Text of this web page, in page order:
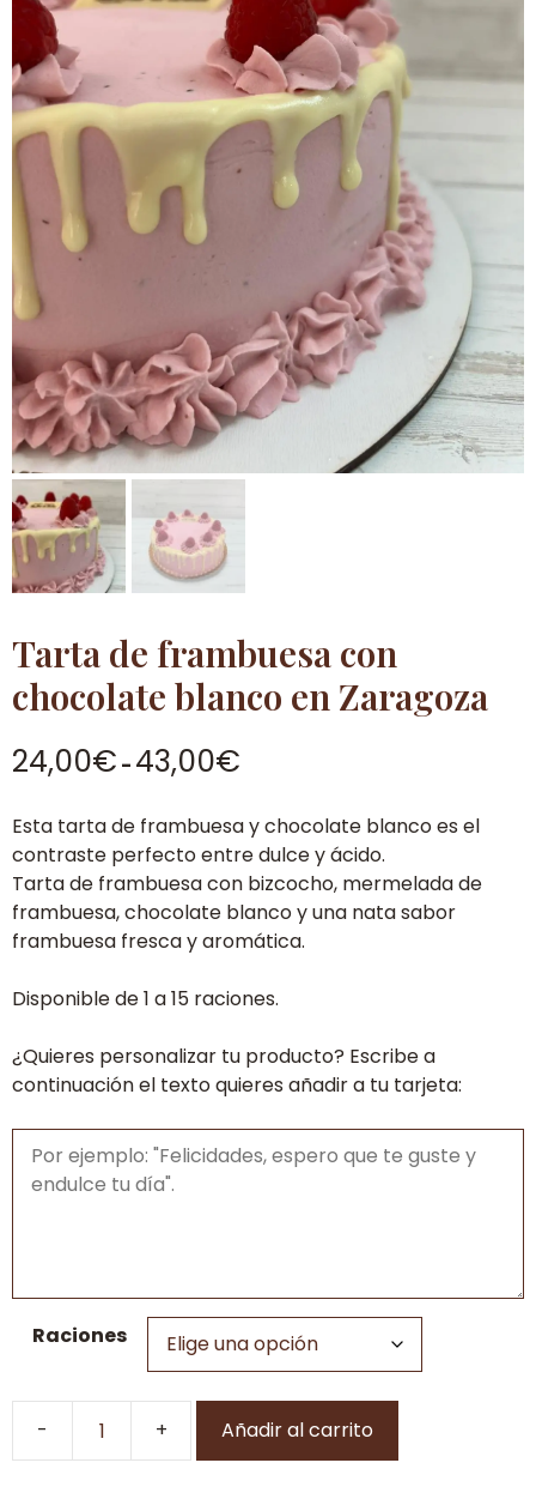
Tarta de frambuesa con
chocolate blanco en Zaragoza
24,00€ - 43,00€
desde
24,00€
hasta
43,00€
Esta tarta de frambuesa y chocolate blanco es el
contraste perfecto entre dulce y ácido.
Tarta de frambuesa con bizcocho, mermelada de
frambuesa, chocolate blanco y una nata sabor
frambuesa fresca y aromática.
Disponible de 1 a 15 raciones.
¿Quieres personalizar tu producto? Escribe a
continuación el texto quieres añadir a tu tarjeta:
Raciones
TartaAñadir al carrito